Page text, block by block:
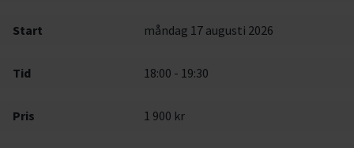
Start måndag 17 augusti 2026
Tid 18:00 - 19:30
Pris 1 900 kr